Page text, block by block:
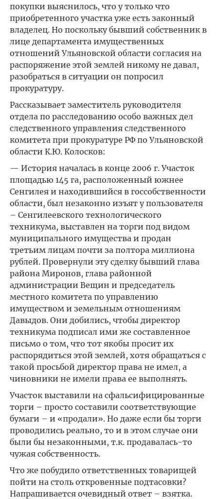
покупки выяснилось, что у только что
приобретенного участка уже есть законный
владелец. Но поскольку бывший собственник в
лице департамента имущественных
отношений Ульяновской области согласия на
распоряжение этой землей никому не давал,
разобраться в ситуации он попросил
прокуратуру.
Рассказывает заместитель руководителя
отдела по расследованию особо важных дел
следственного управления следственного
комитета при прокуратуре РФ по Ульяновской
области К.Ю. Колосков:
— История началась в конце 2006 г. Участок
площадью 145 га, расположенный южнее
Сенгилея и находившийся в госсобственности
области, был незаконно изъят у пользователя
– Сенгилеевского технологического
техникума, выставлен на торги под видом
муниципального имущества и продан
третьим лицам почти за полтора миллиона
рублей. Провернули эту сделку бывший глава
района Миронов, глава районной
администрации Вещин и председатель
местного комитета по управлению
имуществом и земельным отношениям
Давыдов. Они добились, чтобы директор
техникума подписал ими же составленное
письмо о том, что тот якобы просит их
распорядиться этой землей, хотя обращаться с
такой просьбой директор права не имел, а
чиновники не имели права ее выполнять.
Участок выставили на сфальсифицированные
торги – просто составили соответствующие
бумаги – и «продали». Но даже если бы торги
проводились реально, то и в этом случае они
были бы незаконными, т.к. продавалась-то
чужая собственность.
Что же побудило ответственных товарищей
пойти на столь откровенные подтасовки?
Напрашивается очевидный ответ – взятка.